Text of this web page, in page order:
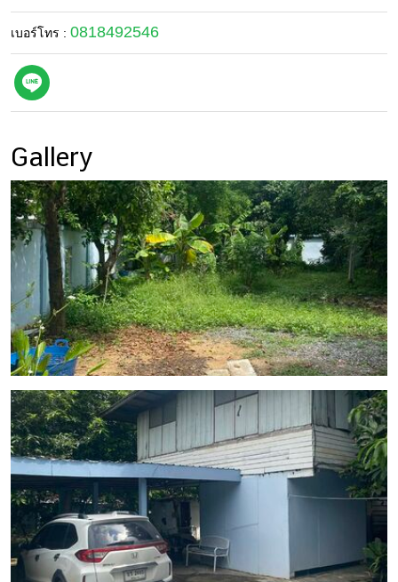
ราคา
น้ำมัน
วา
ไร
แต่งงาน
แม่
และ
เด็ก
สัตว์
เลี้ยง
Infographic
บริการ
แอปฯ
กระปุก
ติดต่อ
โฆษณา
แจ้ง
ปัญหา
ร่วม
เบอร์โทร : 0818492546
Gallery